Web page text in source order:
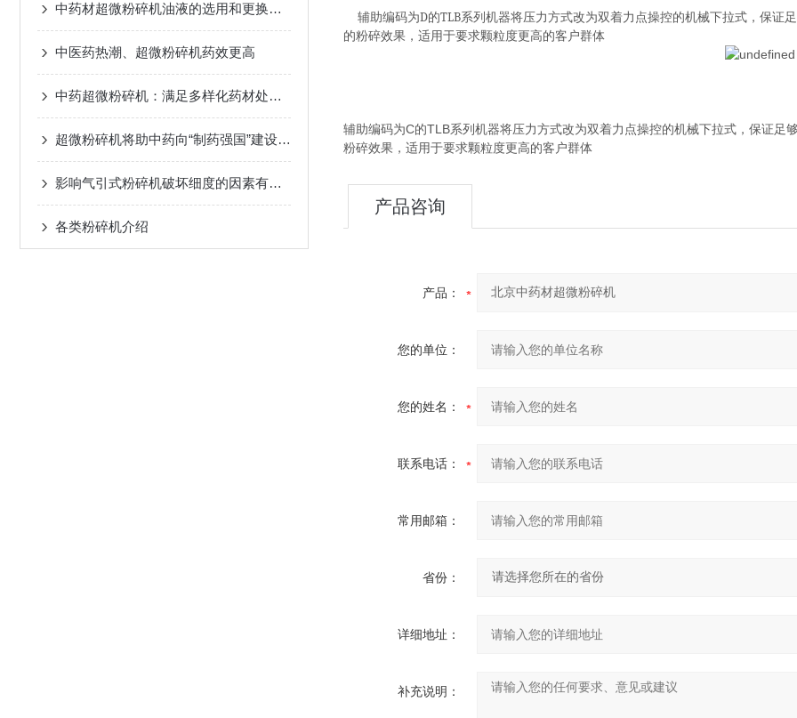
中药材超微粉碎机油液的选用和更换前需要掌握
中医药热潮、超微粉碎机药效更高
中药超微粉碎机：满足多样化药材处理需求
超微粉碎机将助中药向“制药强国”建设目标迈进
影响气引式粉碎机破坏细度的因素有哪些？
各类粉碎机介绍
辅助编码为D的TLB系列机器将压力方式改为双着力点操控的机械下拉式，保证
的粉碎效果，适用于要求颗粒度更高的客户群体
辅助编码为C的TLB系列机器将压力方式改为双着力点操控的机械下拉式，保证
粉碎效果，适用于要求颗粒度更高的客户群体
产品咨询
产品：
您的单位：
您的姓名：
联系电话：
常用邮箱：
省份：
详细地址：
补充说明：